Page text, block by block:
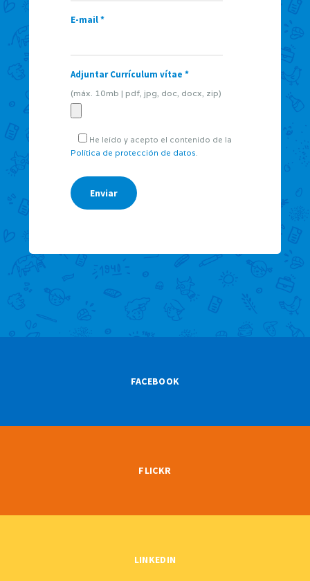
E-mail *
Adjuntar Currículum vítae *
(máx. 10mb | pdf, jpg, doc, docx, zip)
He leído y acepto el contenido de la
Política de protección de datos.
FACEBOOK
FLICKR
LINKEDIN